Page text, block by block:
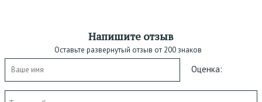
Напишите отзыв
Оставьте развернутый отзыв от 200 знаков
Оценка: